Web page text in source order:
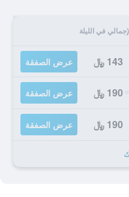
في الليلة
143 ﷼ عرض الصفقة
190 ﷼ عرض الصفقة
190 ﷼ عرض الصفقة